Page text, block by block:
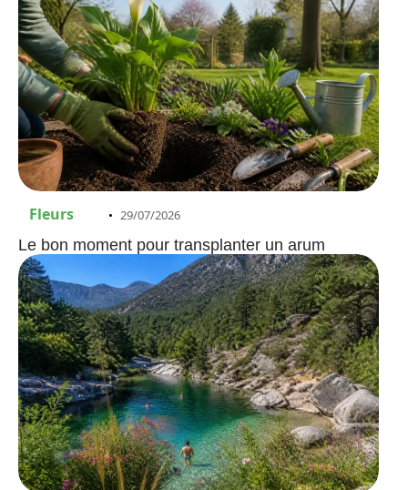
Fleurs 29/07/2026
Le bon moment pour transplanter un arum